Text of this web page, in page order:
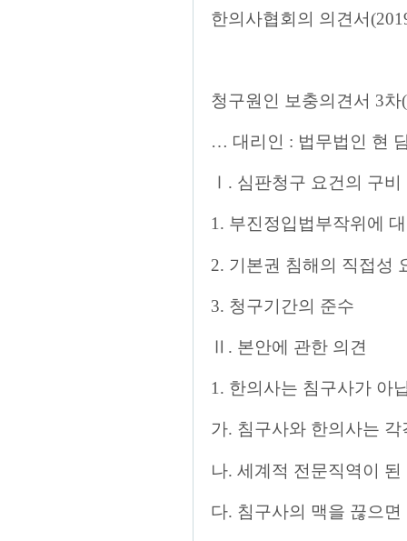
한의사협회의 의견서
청구원인 보충의견서 3
… 대리인 : 법무법인 현
Ⅰ. 심판청구 요건의 구비
1. 부진정입법부작위에
2. 기본권 침해의 직접성
3. 청구기간의 준수
Ⅱ. 본안에 관한 의견
1. 한의사는 침구사가 아
가. 침구사와 한의사는
나. 세계적 전문직역이 된
다. 침구사의 맥을 끊으